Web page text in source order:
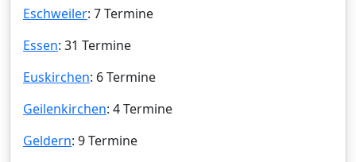
Eschweiler: 7 Termine
Essen: 31 Termine
Euskirchen: 6 Termine
Geilenkirchen: 4 Termine
Geldern: 9 Termine